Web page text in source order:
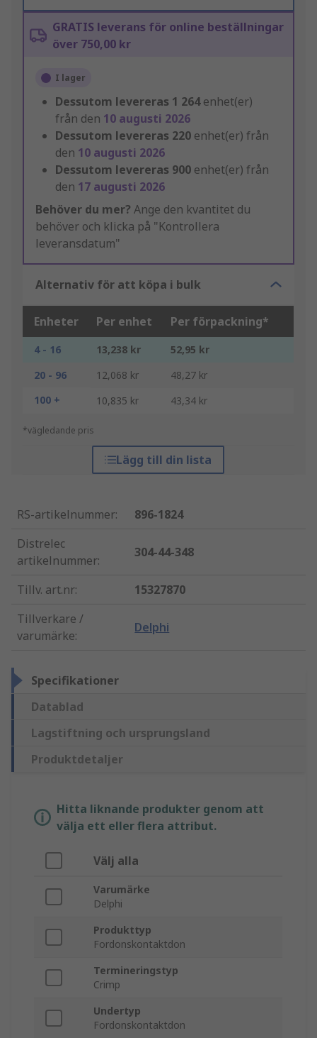
GRATIS leverans för online beställningar
över 750,00 kr
I lager
Dessutom levereras 1 264enhet(er)
från den 10 augusti 2026
Dessutom levereras 220 enhet(er) från
den 10 augusti 2026
Dessutom levereras 900 enhet(er) från
den 17 augusti 2026
Behöver du mer? Ange den kvantitet du
behöver och klicka på "Kontrollera
leveransdatum"
Alternativ för att köpa i bulk
Enheter Per enhet Per förpackning*
4 - 16 13,238 kr
52,95 kr
20 - 96
12,068 kr
48,27 kr
100 +
10,835 kr 43,34 kr
*vägledande pris
Lägg till din lista
RS-artikelnummer:
896-1824
Distrelec
artikelnummer:
304-44-348
Tillv. art.nr:
15327870
Tillverkare /
varumärke:
Delphi
Specifikationer
Datablad
Lagstiftning och ursprungsland
Produktdetaljer
Hitta liknande produkter genom att
välja ett eller flera attribut.
Välj alla
Varumärke
Delphi
Produkttyp
Fordonskontaktdon
Termineringstyp
Crimp
Undertyp
Fordonskontaktdon